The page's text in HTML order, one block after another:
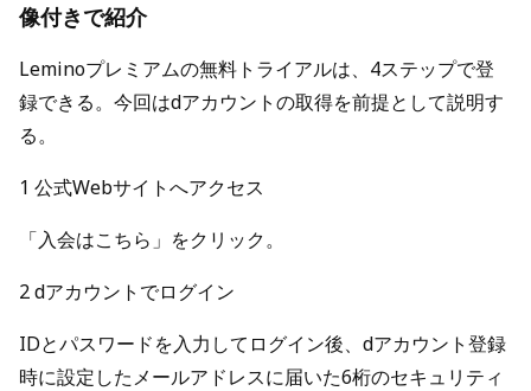
像付きで紹介
Leminoプレミアムの無料トライアルは、4ステップで登
録できる。今回はdアカウントの取得を前提として説明す
る。
1 公式Webサイトへアクセス
「入会はこちら」をクリック。
2 dアカウントでログイン
IDとパスワードを入力してログイン後、dアカウント登録
時に設定したメールアドレスに届いた6桁のセキュリティ